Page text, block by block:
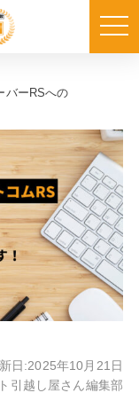
バーRSへの
日:2025年10月21日
引越し屋さん編集部